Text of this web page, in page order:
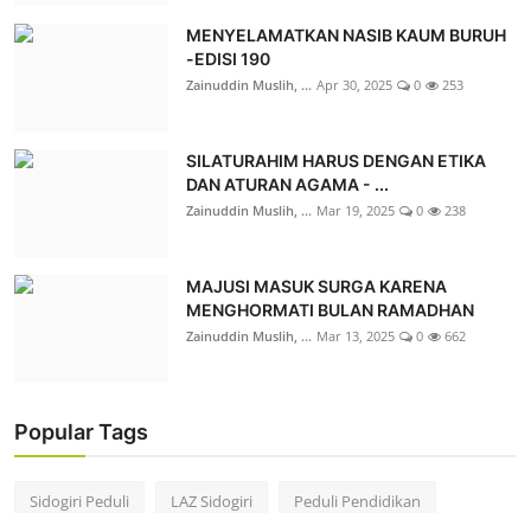
MENYELAMATKAN NASIB KAUM BURUH
-EDISI 190
Zainuddin Muslih, ... Apr 30, 2025 0 253
SILATURAHIM HARUS DENGAN ETIKA
DAN ATURAN AGAMA - ...
Zainuddin Muslih, ... Mar 19, 2025 0 238
MAJUSI MASUK SURGA KARENA
MENGHORMATI BULAN RAMADHAN
Zainuddin Muslih, ... Mar 13, 2025 0 662
Popular Tags
Sidogiri Peduli LAZ Sidogiri Peduli Pendidikan